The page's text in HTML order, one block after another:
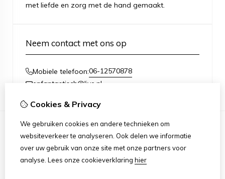
met liefde en zorg met de hand gemaakt.
Neem contact met ons op
Mobiele telefoon:06-12570878
enfantastisch@live.nl
Informatie
Algemene voorwaarden
Cookies & Privacy
We gebruiken cookies en andere technieken om
websiteverkeer te analyseren. Ook delen we informatie
over uw gebruik van onze site met onze partners voor
analyse. Lees onze cookieverklaring hier